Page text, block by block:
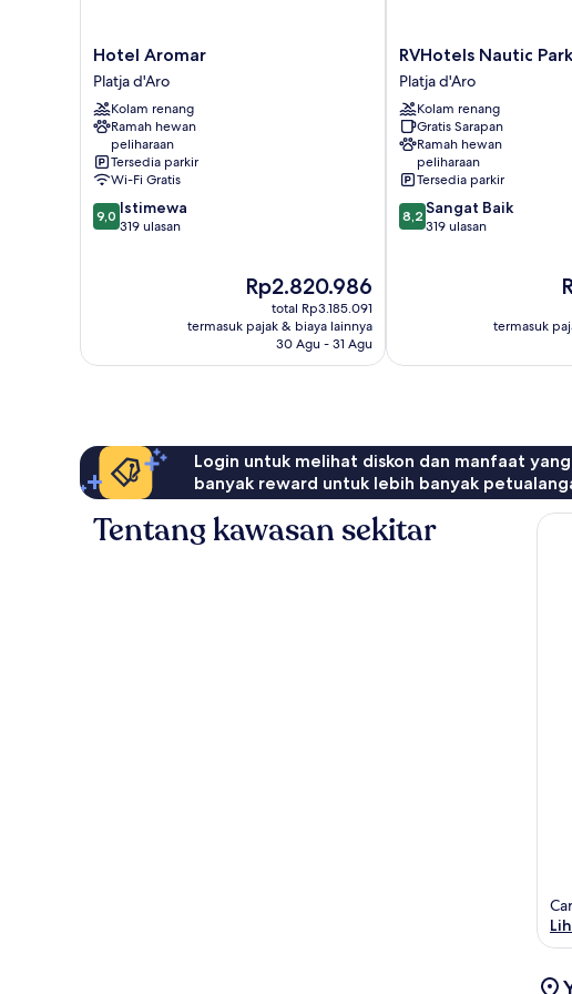
Hotel
Aromar
Platja
d'Aro
Hotel Aromar
Platja d'Aro
Kolam renang
Ramah hewan
peliharaan
Tersedia parkir
Wi-Fi Gratis
9.0
dari
9,0 Istimewa
319 ulasan
Harga
sekarang
Rp2.820.986
Rp2.820.986
total Rp3.185.091
termasuk pajak & biaya lainnya
30 Agu - 31 Agu
RVHotels
Nautic
Park
Platja
d'Aro
RVHotels Nautic Park
Platja d'Aro
Kolam renang
Gratis Sarapan
Ramah hewan
peliharaan
Tersedia parkir
8.2
dari
8,2 Sangat Baik
319 ulasan
termasuk
Login untuk melihat diskon dan manfaat
banyak reward untuk lebih banyak
Tentang kawasan sekitar